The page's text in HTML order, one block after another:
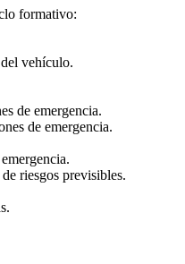
formativo:
vehículo.
de emergencia.
de emergencia.
riesgos previsibles.